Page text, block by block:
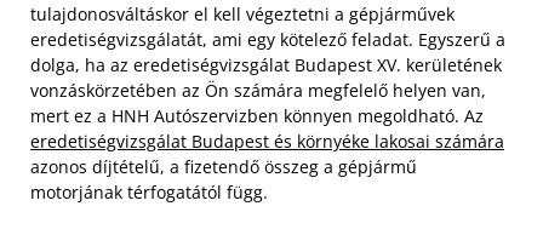
tulajdonosváltáskor el kell végeztetni a gépjárművek
eredetiségvizsgálatát, ami egy kötelező feladat. Egyszerű a
dolga, ha az eredetiségvizsgálat Budapest XV. kerületének
vonzáskörzetében az Ön számára megfelelő helyen van,
mert ez a HNH Autószervizben könnyen megoldható. Az
eredetiségvizsgálat Budapest és környéke lakosai számára
azonos díjtételű, a fizetendő összeg a gépjármű
motorjának térfogatától függ.